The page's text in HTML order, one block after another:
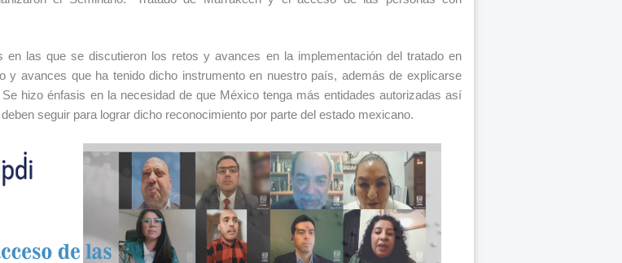
las que se discutieron los retos y avances en la implementación del tratado en
avances que ha tenido dicho instrumento en nuestro país, además de explicarse
hizo énfasis en la necesidad de que México tenga más entidades autorizadas así
seguir para lograr dicho reconocimiento por parte del estado mexicano.